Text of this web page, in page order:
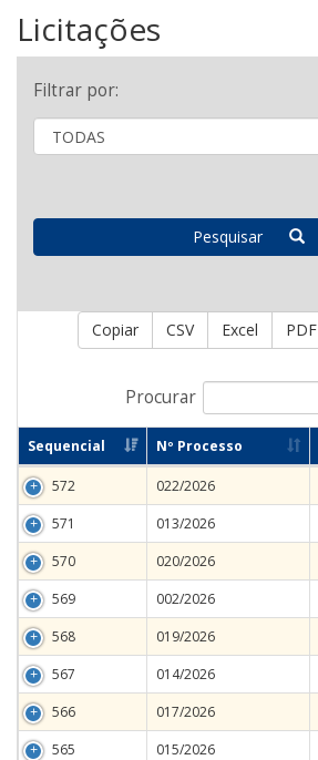
Licitações
Filtrar por:
Pesquisar
Copiar CSV Excel PDF
Procurar
Sequencial Nº Processo
572 022/2026
571
013/2026
570
020/2026
569
002/2026
568
019/2026
567
014/2026
566
017/2026
565
015/2026